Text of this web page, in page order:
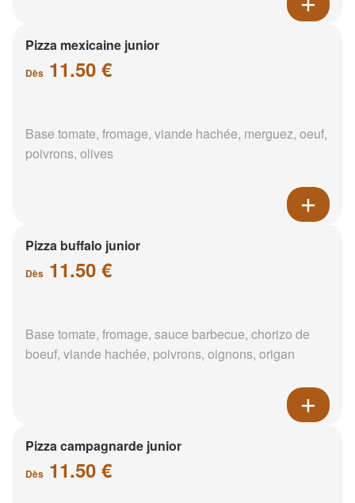
Pizza mexicaine junior
Dès 11.50 €
Base tomate, fromage, viande hachée, merguez, oeuf,
poivrons, olives
Pizza buffalo junior
Dès 11.50 €
Base tomate, fromage, sauce barbecue, chorizo de
boeuf, viande hachée, poivrons, oignons, origan
Pizza campagnarde junior
Dès 11.50 €